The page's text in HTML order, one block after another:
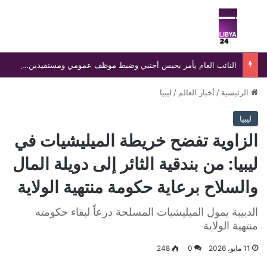
بحث عن
النائب العام يأمر بحبس أجنبي وضبط موظف عمومي ومستفيدين في واقعة تزوير بالسجل المدني
الرئيسية / أخبار العالم / ليبيا
ليبيا
الزاوية تفضح خريطة الميليشيات في
ليبيا: من بندقية الثائر إلى دويلة المال
والسلاح برعاية حكومة منتهية الولاية
الدبيبة يمول الميليشيات المسلحة درعاً لبقاء حكومته
منتهية الولاية
11 مايو، 2026 0
248